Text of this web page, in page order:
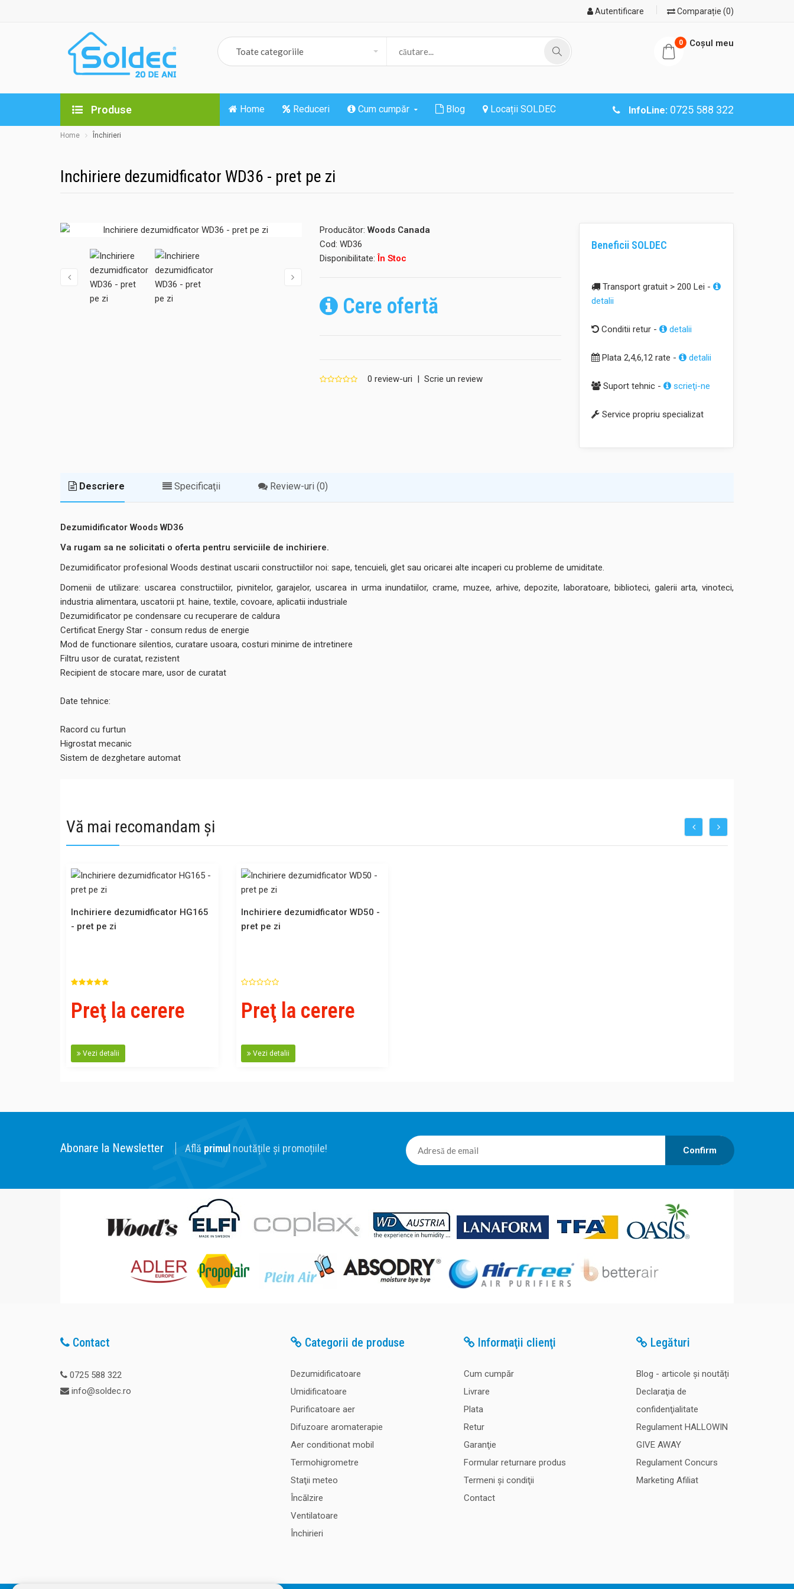
Autentificare Comparație (0)
0 Coşul meu
Produse Home Reduceri Cum cumpăr Blog InfoLine: 0725 588 322
Locații SOLDEC
Home Închirieri
Inchiriere dezumidficator WD36 - pret pe zi
Producător: Woods Canada
Cod: WD36
Disponibilitate: În Stoc
Cere ofertă
0 review-uri | Scrie un review
Beneficii SOLDEC
Transport gratuit > 200 Lei -
detalii
Conditii retur - detalii
Plata 2,4,6,12 rate - detalii
Suport tehnic - scrieţi-ne
Service propriu specializat
Descriere Specificaţii Review-uri (0)
Dezumidificator Woods WD36
Va rugam sa ne solicitati o oferta pentru serviciile de inchiriere.
Dezumidificator profesional Woods destinat uscarii constructiilor noi: sape, tencuieli, glet sau oricarei alte incaperi cu probleme de umiditate.
Domenii de utilizare: uscarea constructiilor, pivnitelor, garajelor, uscarea in urma inundatiilor, crame, muzee, arhive, depozite, laboratoare, biblioteci, galerii arta, vinoteci,
industria alimentara, uscatorii pt. haine, textile, covoare, aplicatii industriale
Dezumidificator pe condensare cu recuperare de caldura
Certificat Energy Star - consum redus de energie
Mod de functionare silentios, curatare usoara, costuri minime de intretinere
Filtru usor de curatat, rezistent
Recipient de stocare mare, usor de curatat
Date tehnice:
Racord cu furtun
Higrostat mecanic
Sistem de dezghetare automat
Vă mai recomandam și
Inchiriere dezumidficator HG165
- pret pe zi
Preţ la cerere
Vezi detalii
Inchiriere dezumidficator WD50 -
pret pe zi
Preţ la cerere
Vezi detalii
Abonare la Newsletter Află primul noutățile și promoțiile! Confirm
Contact
0725 588 322
info@soldec.ro
Categorii de produse
Dezumidificatoare
Umidificatoare
Purificatoare aer
Difuzoare aromaterapie
Aer conditionat mobil
Termohigrometre
Staţii meteo
Încălzire
Ventilatoare
Închirieri
Informaţii clienţi
Cum cumpăr
Livrare
Plata
Retur
Garanţie
Formular returnare produs
Termeni şi condiţii
Contact
Legături
Blog - articole și noutăți
Declaraţia de
confidenţialitate
Regulament HALLOWIN
GIVE AWAY
Regulament Concurs
Marketing Afiliat